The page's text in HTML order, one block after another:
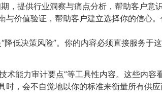
，提供行业洞察与痛点分析，帮助客户意
价值验证，帮助客户建立选择你的信心
低决策风险”。你的内容必须直接服务于
术能力审计要点”等工具性内容。这些内容
时，会不自觉地以你的标准来衡量所有供